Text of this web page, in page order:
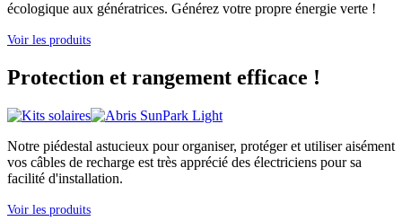
écologique aux génératrices. Générez votre propre énergie verte !
Voir les produits
Protection et rangement efficace !
Notre piédestal astucieux pour organiser, protéger et utiliser aisément
vos câbles de recharge est très apprécié des électriciens pour sa
facilité d'installation.
Voir les produits